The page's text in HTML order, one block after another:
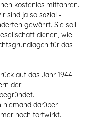
kostenlos mitfahren.
sind ja so sozial -
gewährt. Sie soll
dienen, wie
für das
auf das Jahr 1944
der
niemand darüber
noch fortwirkt.